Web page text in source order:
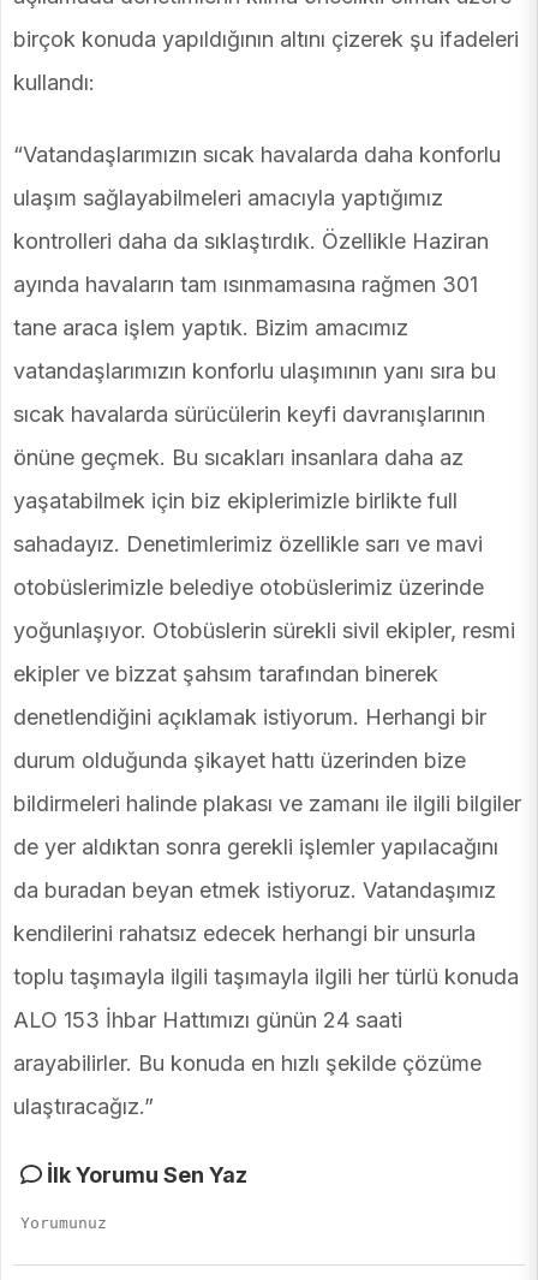
birçok konuda yapıldığının altını çizerek şu ifadeleri
kullandı:
“Vatandaşlarımızın sıcak havalarda daha konforlu
ulaşım sağlayabilmeleri amacıyla yaptığımız
kontrolleri daha da sıklaştırdık. Özellikle Haziran
ayında havaların tam ısınmamasına rağmen 301
tane araca işlem yaptık. Bizim amacımız
vatandaşlarımızın konforlu ulaşımının yanı sıra bu
sıcak havalarda sürücülerin keyfi davranışlarının
önüne geçmek. Bu sıcakları insanlara daha az
yaşatabilmek için biz ekiplerimizle birlikte full
sahadayız. Denetimlerimiz özellikle sarı ve mavi
otobüslerimizle belediye otobüslerimiz üzerinde
yoğunlaşıyor. Otobüslerin sürekli sivil ekipler, resmi
ekipler ve bizzat şahsım tarafından binerek
denetlendiğini açıklamak istiyorum. Herhangi bir
durum olduğunda şikayet hattı üzerinden bize
bildirmeleri halinde plakası ve zamanı ile ilgili bilgiler
de yer aldıktan sonra gerekli işlemler yapılacağını
da buradan beyan etmek istiyoruz. Vatandaşımız
kendilerini rahatsız edecek herhangi bir unsurla
toplu taşımayla ilgili taşımayla ilgili her türlü konuda
ALO 153 İhbar Hattımızı günün 24 saati
arayabilirler. Bu konuda en hızlı şekilde çözüme
ulaştıracağız.”
İlk Yorumu Sen Yaz